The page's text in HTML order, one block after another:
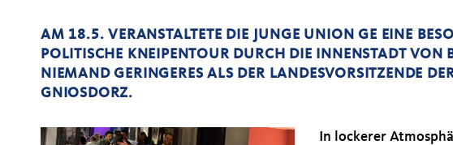
AM 18.5. VERANSTALTETE DIE JUNGE UNION GE EINE
POLITISCHE KNEIPENTOUR DURCH DIE INNENSTADT
NIEMAND GERINGERES ALS DER LANDESVORSITZENDE
GNIOSDORZ.
In lockerer